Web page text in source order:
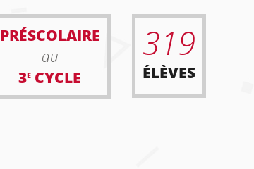
319
ÉLÈVES
PRÉSCOLAIRE
au
3E CYCLE